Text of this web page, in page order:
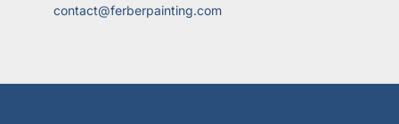
contact@ferberpainting.com